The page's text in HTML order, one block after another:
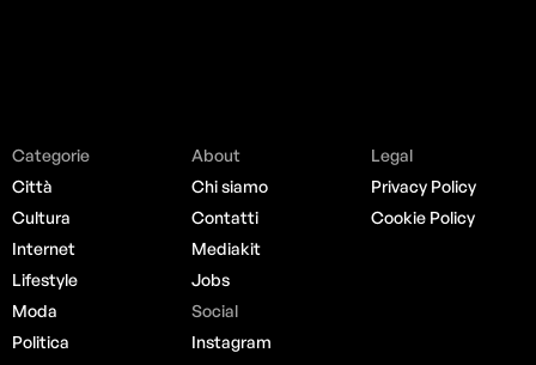
Categorie
Città
Cultura
Internet
Lifestyle
Moda
Politica
About
Chi siamo
Contatti
Mediakit
Jobs
Social
Instagram
Legal
Privacy Policy
Cookie Policy